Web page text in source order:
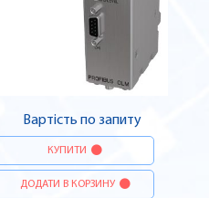
Вартість по запиту
КУПИТИ
ДОДАТИ В КОРЗИНУ